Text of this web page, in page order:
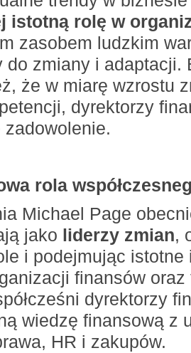
istotną rolę w
zasobem ludzkim
do zmiany i adaptacji.
że w miarę wzrostu
dyrektorzy
rola
Michael Page
jako liderzy zmian,
i podejmując istotne
finansów
dyrektorzy
wiedzę finansową z
HR i zakupów.